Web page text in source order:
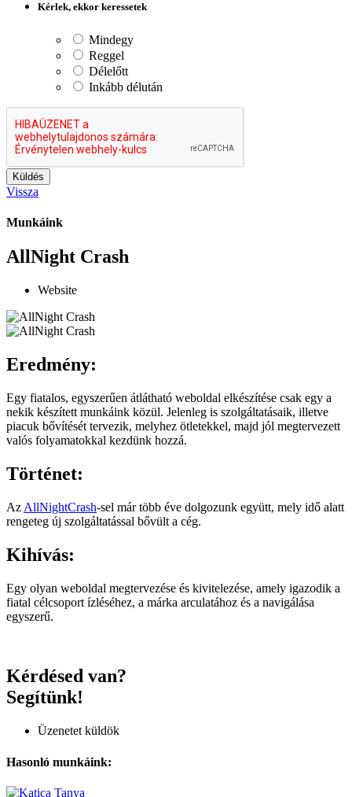
Kérlek, ekkor keressetek
Mindegy
Reggel
Délelőtt
Inkább délután
Vissza
Munkáink
AllNight Crash
Website
Eredmény:
Egy fiatalos, egyszerűen átlátható weboldal elkészítése csak egy a
nekik készített munkáink közül. Jelenleg is szolgáltatásaik, illetve
piacuk bővítését tervezik, melyhez ötletekkel, majd jól megtervezett
valós folyamatokkal kezdünk hozzá.
Történet:
Az AllNightCrash-sel már több éve dolgozunk együtt, mely idő alatt
rengeteg új szolgáltatással bővült a cég.
Kihívás:
Egy olyan weboldal megtervezése és kivitelezése, amely igazodik a
fiatal célcsoport ízléséhez, a márka arculatához és a navigálása
egyszerű.
Kérdésed van?
Segítünk!
Üzenetet küldök
Hasonló munkáink: